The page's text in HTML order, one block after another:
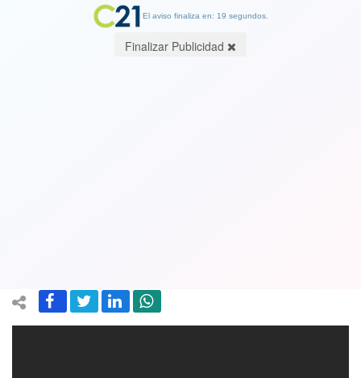
El aviso finaliza en: 18 segundos.
Finalizar Publicidad